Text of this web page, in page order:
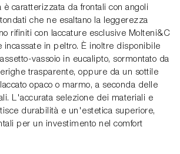
è caratterizzata da frontali con angoli
che ne esaltano la leggerezza
rifiniti con laccature esclusive Molteni&C
incassate in peltro. È inoltre disponibile
vassoio in eucalipto, sormontato da
trasparente, oppure da un sottile
opaco o marmo, a seconda delle
L'accurata selezione dei materiali e
durabilità e un'estetica superiore,
per un investimento nel comfort